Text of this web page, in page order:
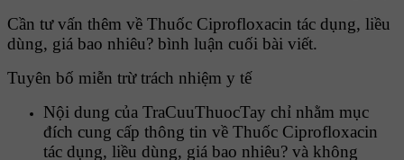
Cần tư vấn thêm về Thuốc Ciprofloxacin tác dụng, liều
dùng, giá bao nhiêu? bình luận cuối bài viết.
Tuyên bố miễn trừ trách nhiệm y tế
Nội dung của TraCuuThuocTay chỉ nhằm mục
đích cung cấp thông tin về Thuốc Ciprofloxacin
tác dụng, liều dùng, giá bao nhiêu? và không